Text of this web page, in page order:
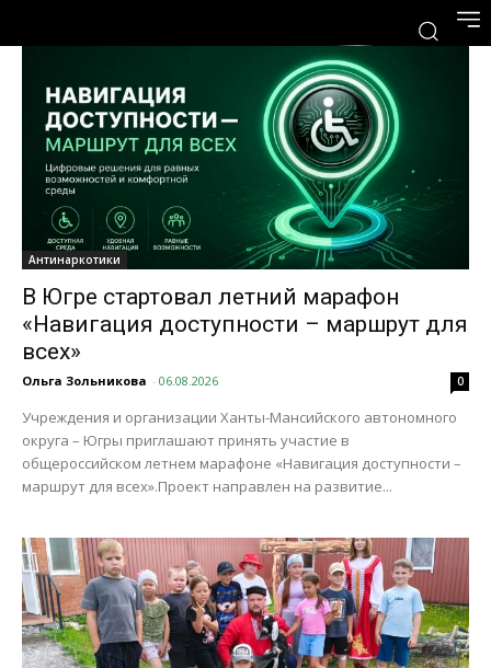
Антинаркотики
В Югре стартовал летний марафон
«Навигация доступности – маршрут для
всех»
Ольга Зольникова - 06.08.2026 0
Учреждения и организации Ханты-Мансийского автономного
округа – Югры приглашают принять участие в
общероссийском летнем марафоне «Навигация доступности –
маршрут для всех».Проект направлен на развитие...